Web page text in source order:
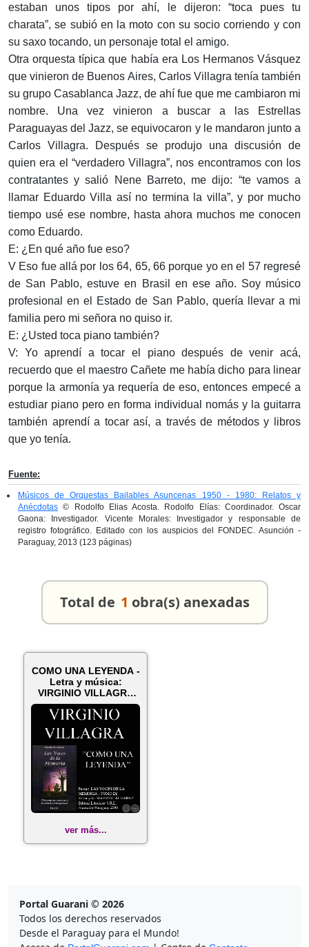
estaban unos tipos por ahí, le dijeron: “toca pues tu
charata”, se subió en la moto con su socio corriendo y con
su saxo tocando, un personaje total el amigo.
Otra orquesta típica que había era Los Hermanos Vásquez
que vinieron de Buenos Aires, Carlos Villagra tenía también
su grupo Casablanca Jazz, de ahí fue que me cambiaron mi
nombre. Una vez vinieron a buscar a las Estrellas
Paraguayas del Jazz, se equivocaron y le mandaron junto a
Carlos Villagra. Después se produjo una discusión de
quien era el “verdadero Villagra”, nos encontramos con los
contratantes y salió Nene Barreto, me dijo: “te vamos a
llamar Eduardo Villa así no termina la villa”, y por mucho
tiempo usé ese nombre, hasta ahora muchos me conocen
como Eduardo.
E: ¿En qué año fue eso?
V Eso fue allá por los 64, 65, 66 porque yo en el 57 regresé
de San Pablo, estuve en Brasil en ese año. Soy músico
profesional en el Estado de San Pablo, quería llevar a mi
familia pero mi señora no quiso ir.
E: ¿Usted toca piano también?
V: Yo aprendí a tocar el piano después de venir acá,
recuerdo que el maestro Cañete me había dicho para linear
porque la armonía ya requería de eso, entonces empecé a
estudiar piano pero en forma individual nomás y la guitarra
también aprendí a tocar así, a través de métodos y libros
que yo tenía.
Fuente:
Músicos de Orquestas Bailables Asuncenas 1950 - 1980: Relatos y
Anécdotas © Rodolfo Elias Acosta. Rodolfo Elías: Coordinador. Oscar
Gaona: Investigador. Vicente Morales: Investigador y responsable de
registro fotográfico. Editado con los auspicios del FONDEC. Asunción -
Paraguay, 2013 (123 páginas)
Total de 1 obra(s) anexadas
COMO UNA LEYENDA -
Letra y música:
VIRGINIO VILLAGRA
BAZÁN
ver más...
Portal Guarani © 2026
Todos los derechos reservados
Desde el Paraguay para el Mundo!